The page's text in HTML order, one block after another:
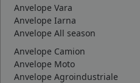
Anvelope Vara
Anvelope Iarna
Anvelope All season
Anvelope Camion
Anvelope Moto
Anvelope Agroindustriale